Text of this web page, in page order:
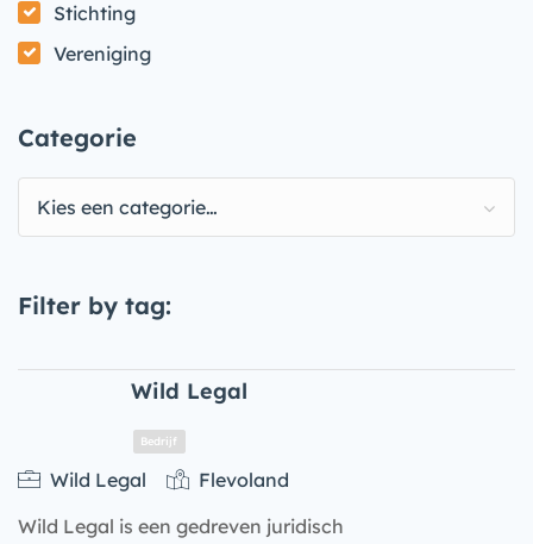
Stichting
Vereniging
Categorie
Kies een categorie…
Filter by tag:
Wild Legal
Wild Legal
Flevoland
Wild Legal is een gedreven juridisch